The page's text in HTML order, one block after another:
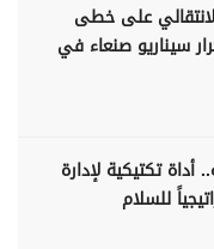
على خطى
سيناريو صنعاء في
أداة تكتيكية لإدارة
للسلام